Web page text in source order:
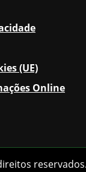
(UE)
Online